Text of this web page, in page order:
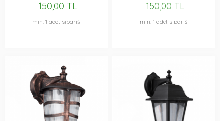
150,00 TL
min. 1 adet sipariş
150,00 TL
min. 1 adet sipariş